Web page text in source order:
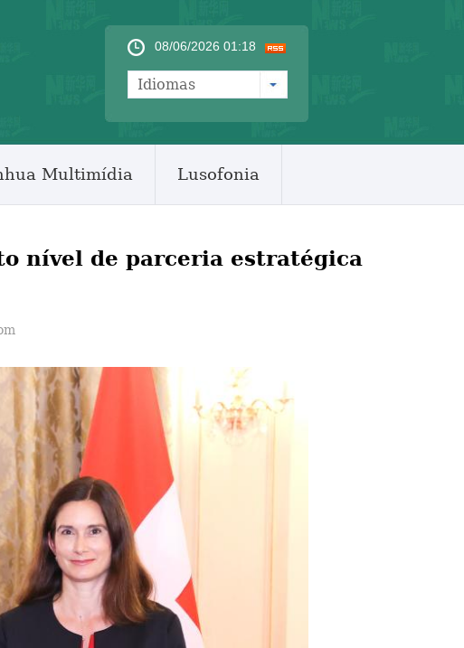
08/06/2026 01:18
Idiomas
Multimídia Lusofonia
nível de parceria estratégica